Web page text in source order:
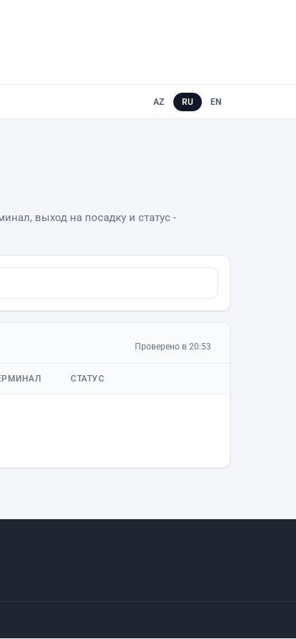
AZ RU EN
выход на посадку и статус -
Проверено в 20:53
СТАТУС